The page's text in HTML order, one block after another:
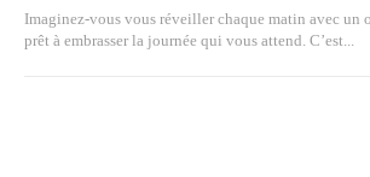
Imaginez-vous vous réveiller chaque matin avec un
prêt à embrasser la journée qui vous attend. C’est...